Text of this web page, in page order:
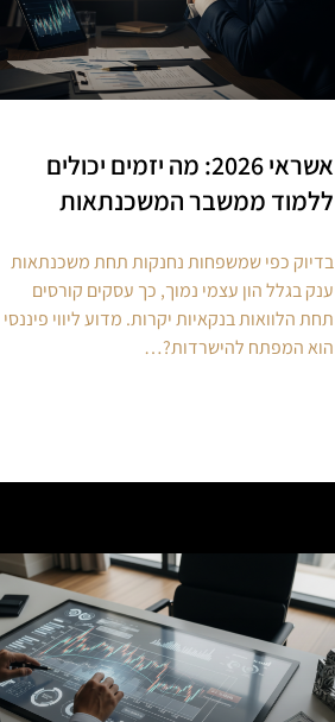
אשראי 2026: מה יזמים יכולים
ללמוד ממשבר המשכנתאות
בדיוק כפי שמשפחות נחנקות תחת משכנתאות
ענק בגלל הון עצמי נמוך, כך עסקים קורסים
תחת הלוואות בנקאיות יקרות. מדוע ליווי פיננסי
הוא המפתח להישרדות?…